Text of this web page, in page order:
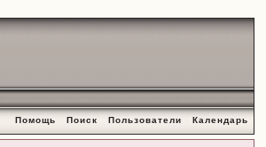
Помощь Поиск Пользователи Календарь